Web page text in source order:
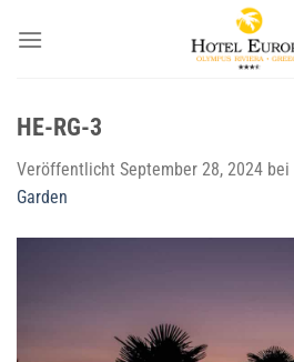
Inhalt
HE-RG-3
Veröffentlicht September 28, 2024 bei
Garden